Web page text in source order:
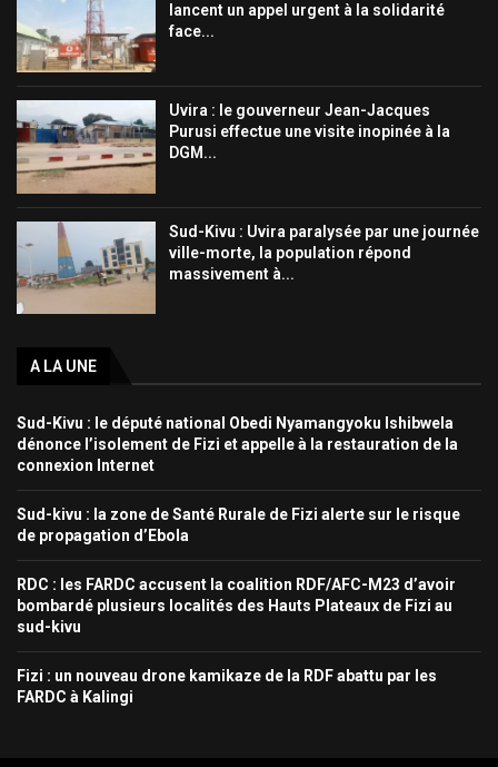
lancent un appel urgent à la solidarité
face...
Uvira : le gouverneur Jean-Jacques
Purusi effectue une visite inopinée à la
DGM...
Sud-Kivu : Uvira paralysée par une journée
ville-morte, la population répond
massivement à...
A LA UNE
Sud-Kivu : le député national Obedi Nyamangyoku Ishibwela
dénonce l’isolement de Fizi et appelle à la restauration de la
connexion Internet
Sud-kivu : la zone de Santé Rurale de Fizi alerte sur le risque
de propagation d’Ebola
RDC : les FARDC accusent la coalition RDF/AFC-M23 d’avoir
bombardé plusieurs localités des Hauts Plateaux de Fizi au
sud-kivu
Fizi : un nouveau drone kamikaze de la RDF abattu par les
FARDC à Kalingi